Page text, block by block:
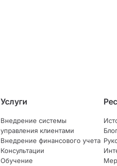
Услуги
Внедрение системы
управления клиентами
Внедрение финансового учета
Консультации
Обучение